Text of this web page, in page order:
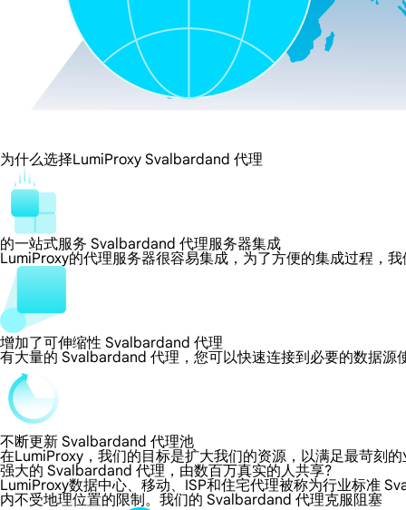
为什么选择LumiProxy Svalbardand 代理
的一站式服务 Svalbardand 代理服务器集成
LumiProxy的代理服务器很容易集成，为了方便的集成过程，
增加了可伸缩性 Svalbardand 代理
有大量的 Svalbardand 代理，您可以快速连接到必要的数据
不断更新 Svalbardand 代理池
在LumiProxy，我们的目标是扩大我们的资源，以满足最苛刻
强大的 Svalbardand 代理，由数百万真实的人共享?
LumiProxy数据中心、移动、ISP和住宅代理被称为行业标准
内不受地理位置的限制。我们的 Svalbardand 代理克服阻塞